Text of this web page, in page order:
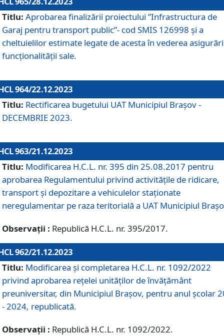
Titlu: Aprobarea finalizării proiectului ”Infrastructura de
Garaj pentru transport public”- cod SMIS 126998 și a
cheltuielilor estimate legate de acesta în vederea
funcționalității sale.
964/22.12.2023
Titlu: Rectificarea bugetului UAT Municipiul Braşov -
DECEMBRIE 2023.
963/21.12.2023
Titlu: Modificarea H.C.L. nr. 395 din 25.08.2017 pentru
aprobarea Regulamentului privind activitățile de ridicare,
transport şi depozitare a vehiculelor staționate
neregulamentar pe raza teritorială a UAT Municipiul
Observații : Republică H.C.L. nr. 395/2017.
962/21.12.2023
Titlu: Modificarea și completarea H.C.L. nr. 1092/2022
privind aprobarea rețelei unităților de învăţământ
preuniversitar, din Municipiul Braşov, pentru anul școlar
- 2024, republicată.
Observații : Republică H.C.L. nr. 1092/2022.